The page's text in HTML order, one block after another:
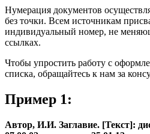
Нумерация документов
без точки. Всем источникам
индивидуальный номер, не
ссылках.
Чтобы упростить работу с
списка, обращайтесь к нам за
Пример 1:
Автор, И.И. Заглавие. [Текст]: